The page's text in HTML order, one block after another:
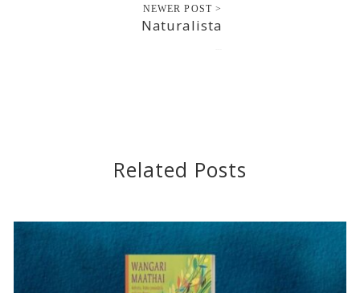
NEWER POST >
Naturalista
Related Posts